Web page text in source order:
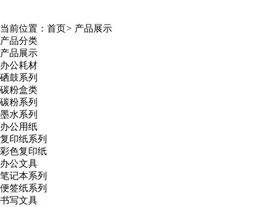
当前位置： 首页> 产品展示
产品分类
产品展示
办公耗材
硒鼓系列
碳粉盒类
碳粉系列
墨水系列
办公用纸
复印纸系列
彩色复印纸
办公文具
笔记本系列
便签纸系列
书写文具